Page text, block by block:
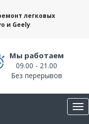
легковых
и Geely
Мы работаем
09.00 - 21.00
Без перерывов